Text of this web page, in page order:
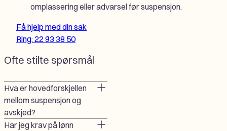
omplassering eller advarsel før suspensjon.
Få hjelp med din sak
Ring: 22 93 38 50
Ofte stilte spørsmål
Hva er hovedforskjellen
mellom suspensjon og
avskjed?
Har jeg krav på lønn